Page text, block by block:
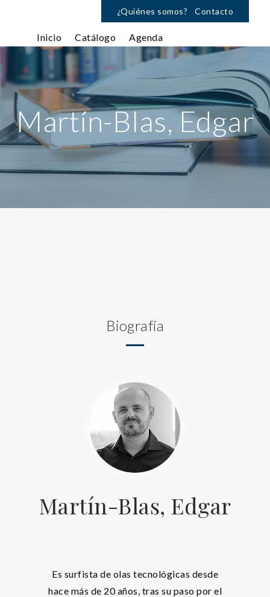
¿Quiénes somos? Contacto
Inicio Catálogo Agenda
Martín-Blas, Edgar
Biografía
Martín-Blas, Edgar
Es surfista de olas tecnológicas desde
hace más de 20 años, tras su paso por el